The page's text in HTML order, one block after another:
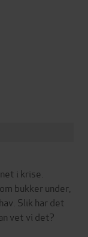
i krise.
bukker under,
Slik har det
vet vi det?